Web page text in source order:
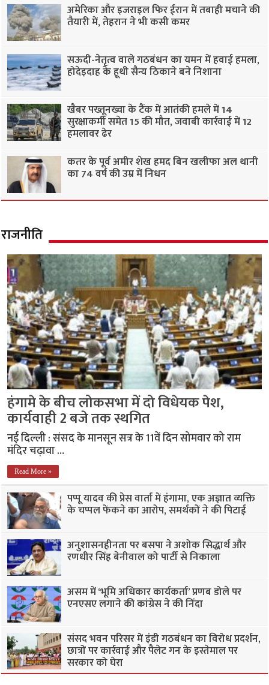
अमेरिका और इजराइल फिर ईरान में तबाही मचाने की
तैयारी में, तेहरान ने भी कसी कमर
सऊदी-नेतृत्व वाले गठबंधन का यमन में हवाई हमला,
होदेइदाह के हूथी सैन्य ठिकाने बने निशाना
खैबर पख्तूनख्वा के टैंक में आतंकी हमले में 14
सुरक्षाकर्मी समेत 15 की मौत, जवाबी कार्रवाई में 12
हमलावर ढेर
कतर के पूर्व अमीर शेख हमद बिन खलीफा अल थानी
का 74 वर्ष की उम्र में निधन
राजनीति
हंगामे के बीच लोकसभा में दो विधेयक पेश,
कार्यवाही 2 बजे तक स्थगित
नई दिल्ली : संसद के मानसून सत्र के 11वें दिन सोमवार को राम
मंदिर चढ़ावा …
Read More »
पप्पू यादव की प्रेस वार्ता में हंगामा, एक अज्ञात व्यक्ति
के चप्पल फेंकने का आरोप, समर्थकों ने की पिटाई
अनुशासनहीनता पर बसपा ने अशोक सिद्धार्थ और
रणधीर सिंह बेनीवाल को पार्टी से निकाला
असम में ‘भूमि अधिकार कार्यकर्ता’ प्रणब डोले पर
एनएसए लगाने की कांग्रेस ने की निंदा
संसद भवन परिसर में इंडी गठबंधन का विरोध प्रदर्शन,
छात्रों पर कार्रवाई और पैलेट गन के इस्तेमाल पर
सरकार को घेरा